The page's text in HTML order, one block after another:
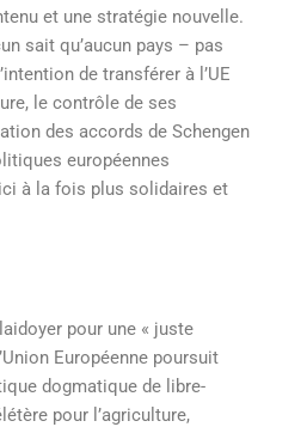
et une stratégie nouvelle.
sait qu’aucun pays – pas
de transférer à l’UE
le contrôle de ses
des accords de Schengen
européennes
à la fois plus solidaires et
pour une « juste
Européenne poursuit
dogmatique de libre-
pour l’agriculture,